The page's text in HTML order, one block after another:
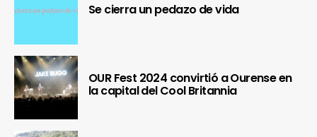
Se cierra un pedazo de vida
OUR Fest 2024 convirtió a Ourense en
la capital del Cool Britannia